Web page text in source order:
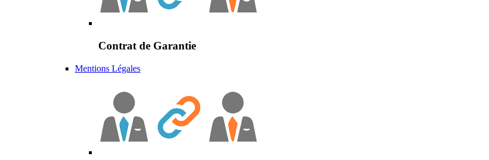
Contrat de Garantie
Mentions Légales